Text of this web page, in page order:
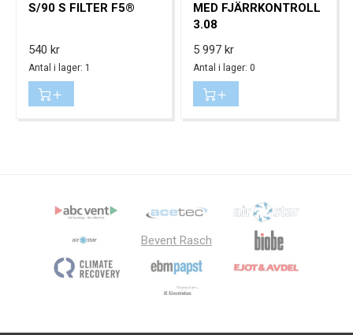
S/90 S FILTER F5®
Pris
540 kr
Antal i lager: 1
MED FJÄRRKONTROLL
3.08
Pris
5 997 kr
Antal i lager: 0
Bevent Rasch